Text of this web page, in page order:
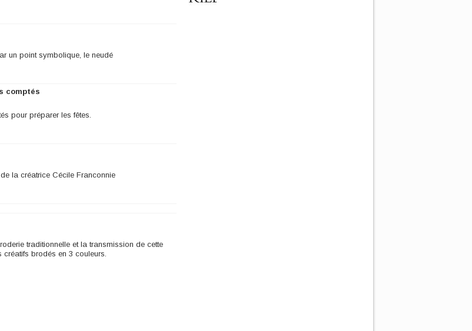
un point symbolique, le neudé
comptés
pour préparer les fêtes.
la créatrice Cécile Franconnie
traditionnelle et la transmission de cette
créatifs brodés en 3 couleurs.